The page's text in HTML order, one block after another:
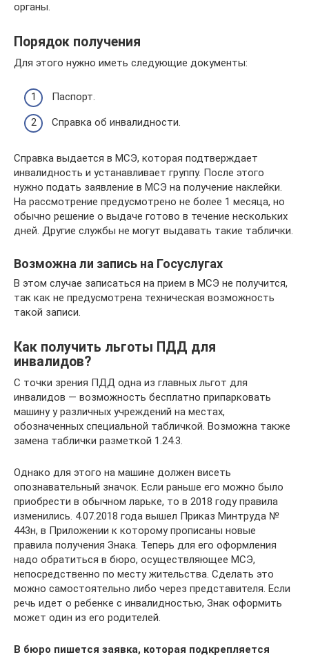
органы.
Порядок получения
Для этого нужно иметь следующие документы:
Паспорт.
Справка об инвалидности.
Справка выдается в МСЭ, которая подтверждает
инвалидность и устанавливает группу. После этого
нужно подать заявление в МСЭ на получение наклейки.
На рассмотрение предусмотрено не более 1 месяца, но
обычно решение о выдаче готово в течение нескольких
дней. Другие службы не могут выдавать такие таблички.
Возможна ли запись на Госуслугах
В этом случае записаться на прием в МСЭ не получится,
так как не предусмотрена техническая возможность
такой записи.
Как получить льготы ПДД для
инвалидов?
С точки зрения ПДД одна из главных льгот для
инвалидов — возможность бесплатно припарковать
машину у различных учреждений на местах,
обозначенных специальной табличкой. Возможна также
замена таблички разметкой 1.24.3.
Однако для этого на машине должен висеть
опознавательный значок. Если раньше его можно было
приобрести в обычном ларьке, то в 2018 году правила
изменились. 4.07.2018 года вышел Приказ Минтруда №
443н, в Приложении к которому прописаны новые
правила получения Знака. Теперь для его оформления
надо обратиться в бюро, осуществляющее МСЭ,
непосредственно по месту жительства. Сделать это
можно самостоятельно либо через представителя. Если
речь идет о ребенке с инвалидностью, Знак оформить
может один из его родителей.
В бюро пишется заявка, которая подкрепляется